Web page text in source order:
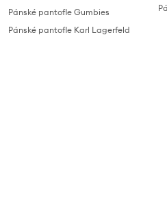
Pánské pantofle Gumbies
Pánské pantofle Karl Lagerfeld